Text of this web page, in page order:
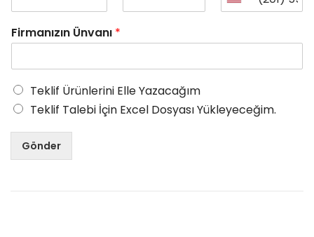
Firmanızın Ünvanı *
Teklif Ürünlerini Elle Yazacağım
Teklif Talebi İçin Excel Dosyası Yükleyeceğim.
Gönder